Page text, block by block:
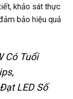
khảo sát thực
bảo hiệu quả
Có Tuổi
LED Số